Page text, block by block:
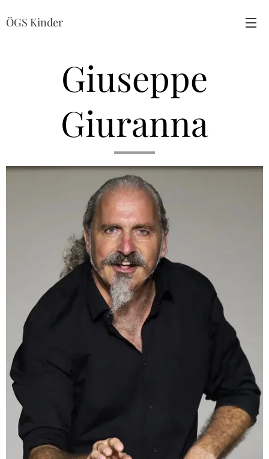
ÖGS Kinder
Giuseppe
Giuranna